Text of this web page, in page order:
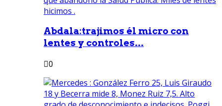
Abdala:trajimos él micro con
lentes y controles...
0